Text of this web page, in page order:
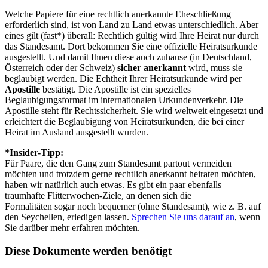
Welche Papiere für eine rechtlich anerkannte Eheschließung
erforderlich sind, ist von Land zu Land etwas unterschiedlich. Aber
eines gilt (fast*) überall: Rechtlich gültig wird Ihre Heirat nur durch
das Standesamt. Dort bekommen Sie eine offizielle Heiratsurkunde
ausgestellt. Und damit Ihnen diese auch zuhause (in Deutschland,
Österreich oder der Schweiz) sicher anerkannt wird, muss sie
beglaubigt werden. Die Echtheit Ihrer Heiratsurkunde wird per
Apostille bestätigt. Die Apostille ist ein spezielles
Beglaubigungsformat im internationalen Urkundenverkehr. Die
Apostille steht für Rechtssicherheit. Sie wird weltweit eingesetzt und
erleichtert die Beglaubigung von Heiratsurkunden, die bei einer
Heirat im Ausland ausgestellt wurden.
*Insider-Tipp:
Für Paare, die den Gang zum Standesamt partout vermeiden
möchten und trotzdem gerne rechtlich anerkannt heiraten möchten,
haben wir natürlich auch etwas. Es gibt ein paar ebenfalls
traumhafte Flitterwochen-Ziele, an denen sich die
Formalitäten sogar noch bequemer (ohne Standesamt), wie z. B. auf
den Seychellen, erledigen lassen. Sprechen Sie uns darauf an, wenn
Sie darüber mehr erfahren möchten.
Diese Dokumente werden benötigt